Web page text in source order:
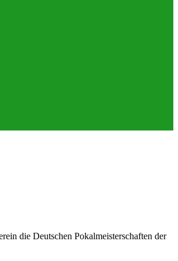
die Deutschen Pokalmeisterschaften der